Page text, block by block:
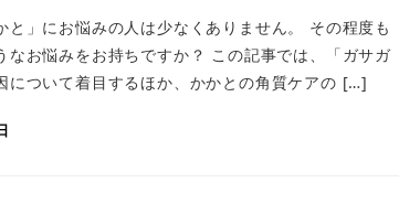
と」にお悩みの人は少なくありません。 その程度も
なお悩みをお持ちですか？ この記事では、「ガサガ
について着目するほか、かかとの角質ケアの […]